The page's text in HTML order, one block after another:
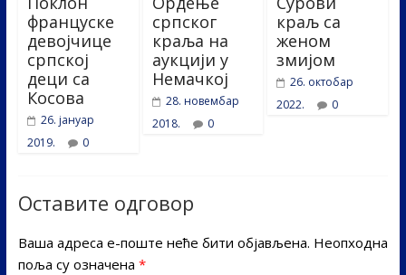
француске
девојчице
српској
деци са
Косова
26. јануар
2019.
0
српског
краља на
аукцији у
Немачкој
28. новембар
2018.
0
краљ са
женом
змијом
26. октобар
2022.
0
Оставите одговор
Ваша адреса е-поште неће бити објављена. Неопходна
поља су означена *